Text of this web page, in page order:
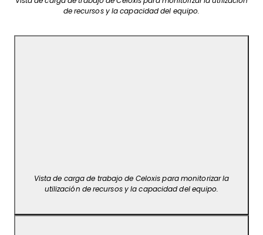
de recursos y la capacidad del equipo.
Vista de carga de trabajo de Celoxis para monitorizar la
utilización de recursos y la capacidad del equipo.